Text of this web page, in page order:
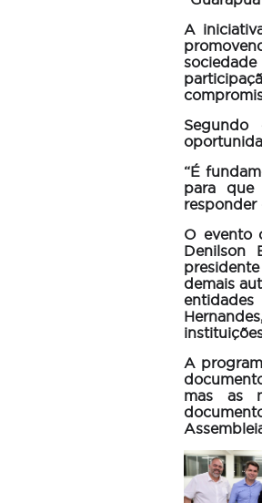
A
“É
para que
responder
O evento
Denilson
demais
A
mas as